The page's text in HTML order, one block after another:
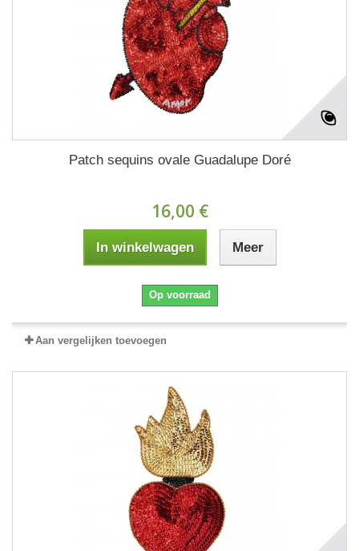
Patch sequins ovale Guadalupe Doré
16,00 €
In winkelwagen Meer
Op voorraad
Aan vergelijken toevoegen